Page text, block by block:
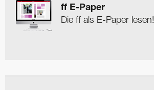
ff E-Paper
Die ff als E-Paper lesen!